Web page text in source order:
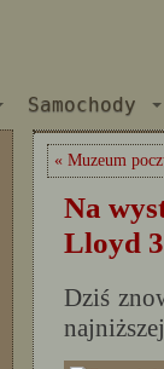
Samochody
« Muzeum
Na
Lloyd
Dziś